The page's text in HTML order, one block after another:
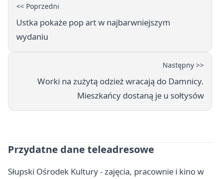
<< Poprzedni
Ustka pokaże pop art w najbarwniejszym
wydaniu
Następny >>
Worki na zużytą odzież wracają do Damnicy.
Mieszkańcy dostaną je u sołtysów
Przydatne dane teleadresowe
Słupski Ośrodek Kultury - zajęcia, pracownie i kino w